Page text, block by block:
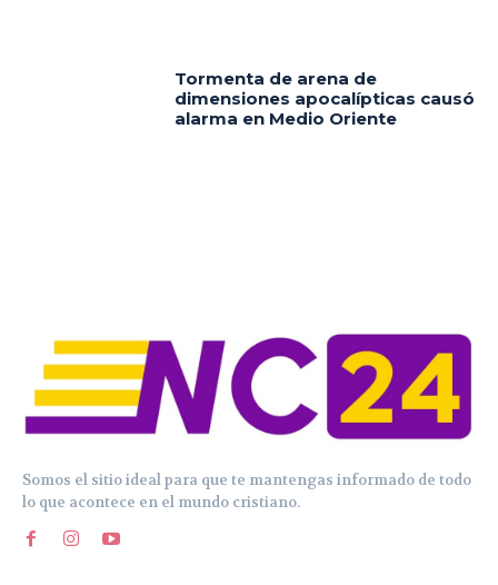
Tormenta de arena de
dimensiones apocalípticas causó
alarma en Medio Oriente
Somos el sitio ideal para que te mantengas informado de todo
lo que acontece en el mundo cristiano.